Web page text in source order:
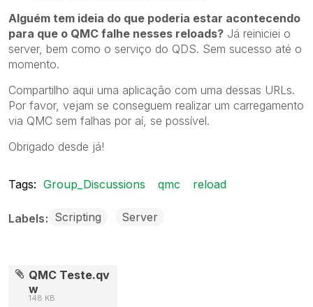
Alguém tem ideia do que poderia estar acontecendo
para que o QMC falhe nesses reloads? Já reiniciei o
server, bem como o serviço do QDS. Sem sucesso até o
momento.
Compartilho aqui uma aplicação com uma dessas URLs.
Por favor, vejam se conseguem realizar um carregamento
via QMC sem falhas por aí, se possível.
Obrigado desde já!
Tags: Group_Discussions qmc reload
Labels Scripting Server
QMC Teste.qv
w
148 KB